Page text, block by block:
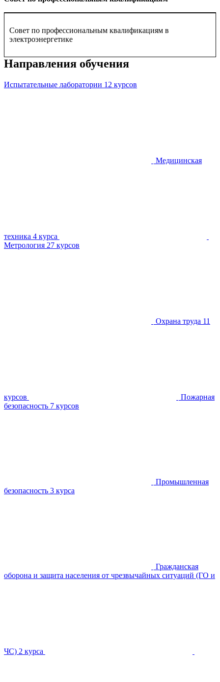
Совет по профессиональным квалификациям в
электроэнергетике
Направления обучения
Испытательные лаборатории 12 курсов
Медицинская
техника 4 курса
Метрология 27 курсов
Охрана труда 11
курсов
Пожарная
безопасность 7 курсов
Промышленная
безопасность 3 курса
Гражданская
оборона и защита населения от чрезвычайных ситуаций (ГО и
ЧС) 2 курса